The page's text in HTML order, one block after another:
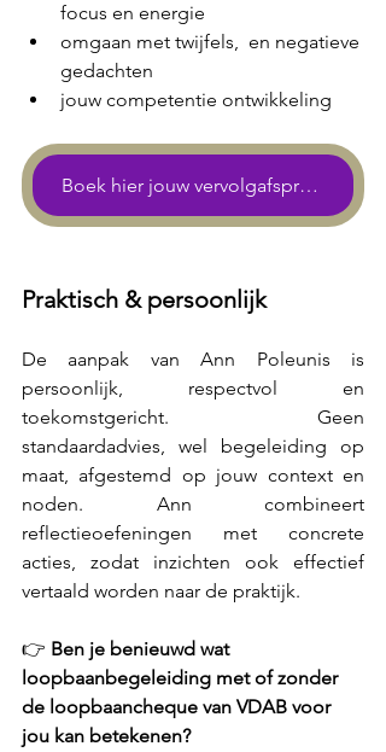
focus en energie
omgaan met twijfels,  en negatieve
gedachten
jouw competentie ontwikkeling
Boek hier jouw vervolgafspraak
Praktisch & persoonlijk
De aanpak van Ann Poleunis is
persoonlijk, respectvol en
toekomstgericht. Geen
standaardadvies, wel begeleiding op
maat, afgestemd op jouw context en
noden. Ann combineert
reflectieoefeningen met concrete
acties, zodat inzichten ook effectief
vertaald worden naar de praktijk.
👉 Ben je benieuwd wat
loopbaanbegeleiding met of zonder
de loopbaancheque van VDAB voor
jou kan betekenen?